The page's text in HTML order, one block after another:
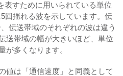
表すために用いられている単位
回揺れる波を示しています。伝
伝送帯域のそれぞれの波は違う
送帯域の幅が大きいほど、単位
が多くなります。
値は「通信速度」と同義として